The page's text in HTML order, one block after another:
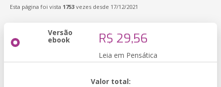
Esta página foi vista 1753 vezes desde 17/12/2021
Versão
ebook R$ 29,56
Leia em Pensática
Valor total: